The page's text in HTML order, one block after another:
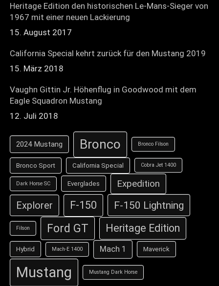
Heritage Edition den historischen Le-Mans-Sieger von
1967 mit einer neuen Lackierung
15. August 2017
California Special kehrt zurück für den Mustang 2019
15. März 2018
Vaughn Gittin Jr. Höhenflug in Goodwood mit dem
Eagle Squadron Mustang
12. Juli 2018
2024 Mustang Bronco Bronco Filson
Bronco Sport California Special Cobra Jet 1400
Dark Horse SC Everglades Expedition
Explorer F-150 F-150 Lightning
Filson Ford GT Heritage Edition
Hybrid Mach-E 1400 Mach 1 Maverick
Mustang Mustang Dark Horse